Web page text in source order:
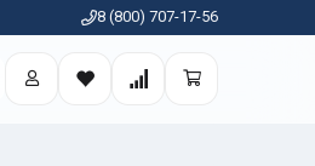
8 (800) 707-17-56